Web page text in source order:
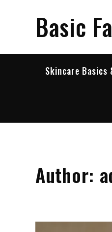
Basic
Skincare Basics
Author: